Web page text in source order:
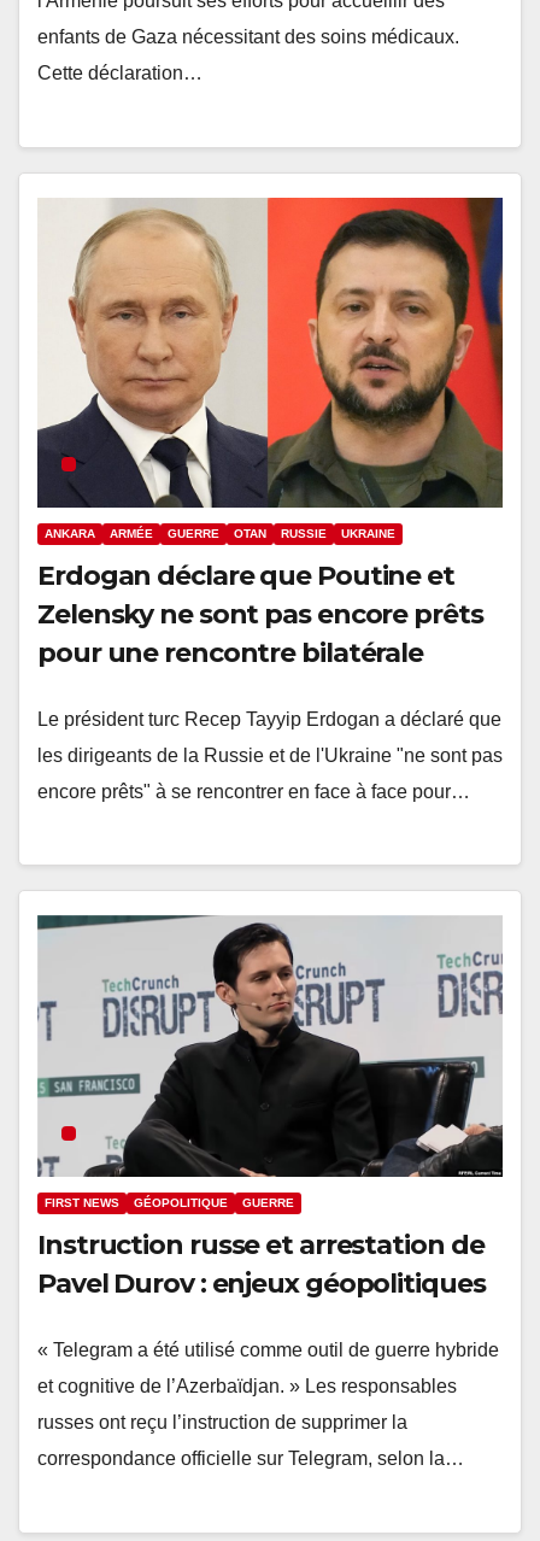
enfants de Gaza nécessitant des soins médicaux.
Cette déclaration…
ANKARA ARMÉE GUERRE OTAN RUSSIE UKRAINE
Erdogan déclare que Poutine et
Zelensky ne sont pas encore prêts
pour une rencontre bilatérale
Le président turc Recep Tayyip Erdogan a déclaré que
les dirigeants de la Russie et de l'Ukraine "ne sont pas
encore prêts" à se rencontrer en face à face pour…
FIRST NEWS GÉOPOLITIQUE GUERRE
Instruction russe et arrestation de
Pavel Durov : enjeux géopolitiques
« Telegram a été utilisé comme outil de guerre hybride
et cognitive de l’Azerbaïdjan. » Les responsables
russes ont reçu l’instruction de supprimer la
correspondance officielle sur Telegram, selon la…